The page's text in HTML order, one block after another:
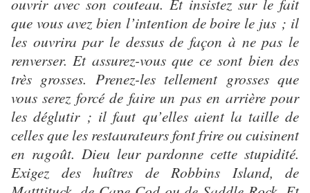
ouvrir avec son couteau. Et insistez sur le fait
que vous avez bien l’intention de boire le jus ; il
les ouvrira par le dessus de façon à ne pas le
renverser. Et assurez-vous que ce sont bien des
très grosses. Prenez-les tellement grosses que
vous serez forcé de faire un pas en arrière pour
les déglutir ; il faut qu’elles aient la taille de
celles que les restaurateurs font frire ou cuisinent
en ragoût. Dieu leur pardonne cette stupidité.
Exigez des huîtres de Robbins Island, de